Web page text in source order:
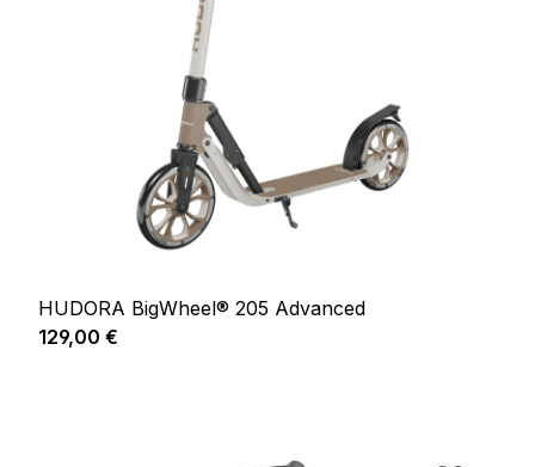
HUDORA BigWheel® 205 Advanced
Prix régulier :
129,00 €